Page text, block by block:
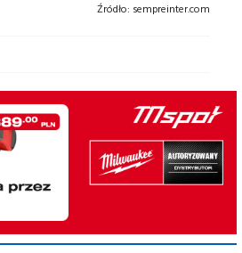
Źródło: sempreinter.com